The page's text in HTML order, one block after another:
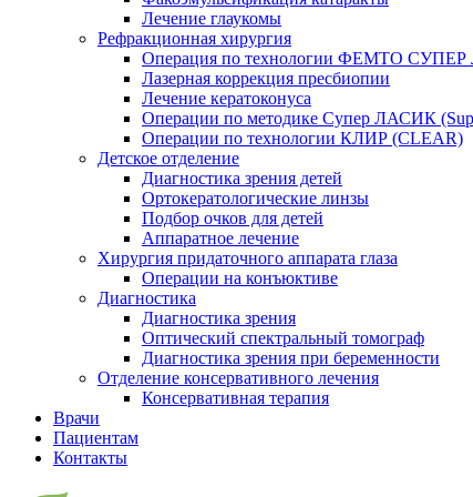
Лечение глаукомы
Рефракционная хирургия
Операция по технологии ФЕМТО
Лазерная коррекция пресбиопии
Лечение кератоконуса
Операции по методике Супер ЛАСИК
Операции по технологии КЛИР (CLEAR)
Детское отделение
Диагностика зрения детей
Ортокератологические линзы
Подбор очков для детей
Аппаратное лечение
Хирургия придаточного аппарата глаза
Операции на конъюктиве
Диагностика
Диагностика зрения
Оптический спектральный томограф
Диагностика зрения при беременности
Отделение консервативного лечения
Консервативная терапия
Врачи
Пациентам
Контакты